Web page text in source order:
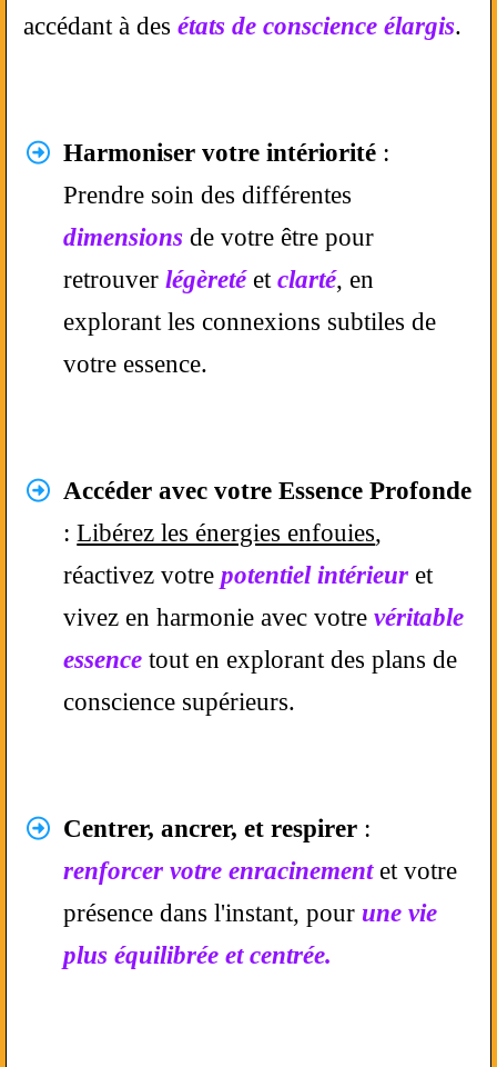
accédant à des états de conscience élargis.
Harmoniser votre intériorité :
Prendre soin des différentes
dimensions de votre être pour
retrouverlégèretéetclarté, en
explorant les connexions subtiles de
votre essence.
Accéder avec votre Essence Profonde
:Libérez les énergies enfouies,
réactivez votrepotentiel intérieur et
vivez en harmonie avec votrevéritable
essence tout en explorant des plans de
conscience supérieurs.
Centrer, ancrer, et respirer :
renforcer votre enracinementet votre
présence dans l'instant, pour une vie
plus équilibrée et centrée.